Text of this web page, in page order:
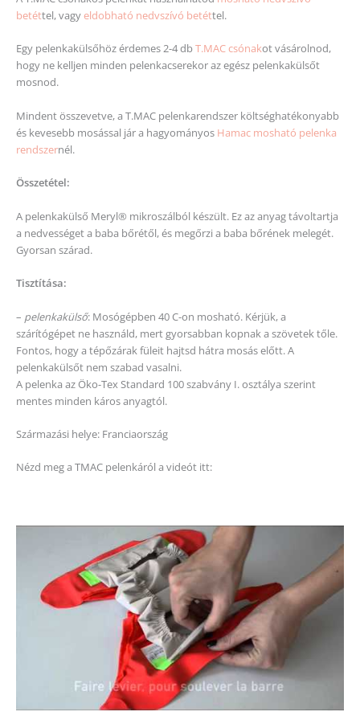
betéttel, vagyeldobható nedvszívó betéttel.
Egy pelenkakülsőhöz érdemes 2-4 dbT.MAC csónakot vásárolnod,
hogy ne kelljen minden pelenkacserekor az egész pelenkakülsőt
mosnod.
Mindent összevetve, a T.MAC pelenkarendszer költséghatékonyabb
és kevesebb mosással jár a hagyományos Hamac mosható pelenka
rendszernél.
Összetétel:
A pelenkakülső Meryl® mikroszálból készült. Ez az anyag távoltartja
a nedvességet a baba bőrétől, és megőrzi a baba bőrének melegét.
Gyorsan szárad.
Tisztítása:
– pelenkakülső: Mosógépben 40 C-on mosható. Kérjük, a
szárítógépet ne használd, mert gyorsabban kopnak a szövetek tőle.
Fontos, hogy a tépőzárak füleit hajtsd hátra mosás előtt. A
pelenkakülsőt nem szabad vasalni.
A pelenka az Öko-Tex Standard 100 szabvány I. osztálya szerint
mentes minden káros anyagtól.
Származási helye: Franciaország
Nézd meg a TMAC pelenkáról a videót itt: